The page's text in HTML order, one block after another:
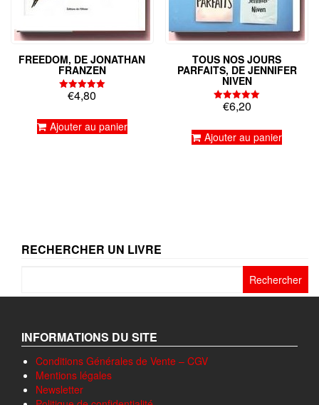
FREEDOM, DE JONATHAN
FRANZEN
Note
5.00
€4,80
Ajouter au panier
TOUS NOS JOURS
PARFAITS, DE JENNIFER
NIVEN
Note
5.00
€6,20
Ajouter au panier
RECHERCHER UN LIVRE
INFORMATIONS DU SITE
Conditions Générales de Vente – CGV
Mentions légales
Newsletter